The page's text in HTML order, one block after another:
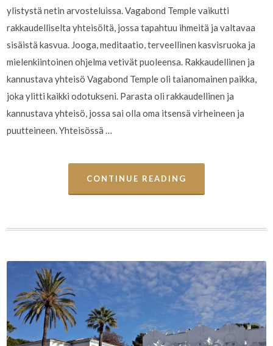
ylistystä netin arvosteluissa. Vagabond Temple vaikutti
rakkaudelliselta yhteisöltä, jossa tapahtuu ihmeitä ja valtavaa
sisäistä kasvua. Jooga, meditaatio, terveellinen kasvisruoka ja
mielenkiintoinen ohjelma vetivät puoleensa. Rakkaudellinen ja
kannustava yhteisö Vagabond Temple oli taianomainen paikka,
joka ylitti kaikki odotukseni. Parasta oli rakkaudellinen ja
kannustava yhteisö, jossa sai olla oma itsensä virheineen ja
puutteineen. Yhteisössä …
CONTINUE READING